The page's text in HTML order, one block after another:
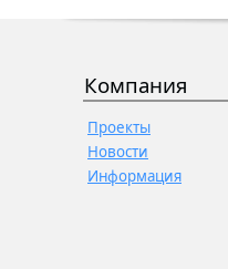
Компания
Проекты
Новости
Информация